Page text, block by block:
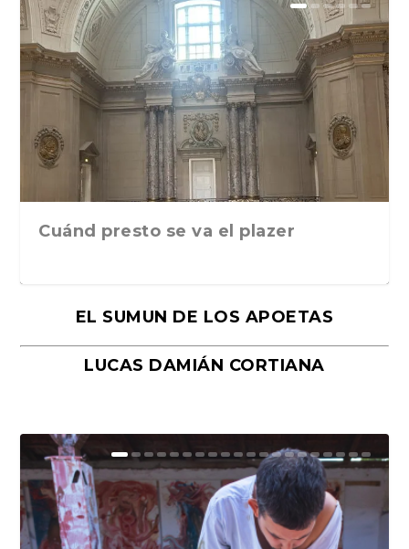
Málaga, verso en azul, de Rafael
Porras y Salvador...
«La cocina hebrea. Alimentación
del pueblo judío e...
Cuánd presto se va el plazer
Moral, de Lyra Ekström Lindbäck.
Revolución, de Hugo Gonçalves.
«La música ha sido el gran amor de
«El barman del Ritz», de Philippe
Mañanas de editorial, noches de
EL SUMUN DE LOS APOETAS
LUCAS DAMIÁN CORTIANA